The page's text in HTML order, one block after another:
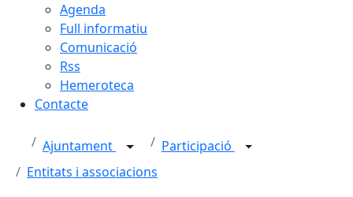
Agenda
Full informatiu
Comunicació
Rss
Hemeroteca
Contacte
Ajuntament
Participació
Entitats i associacions